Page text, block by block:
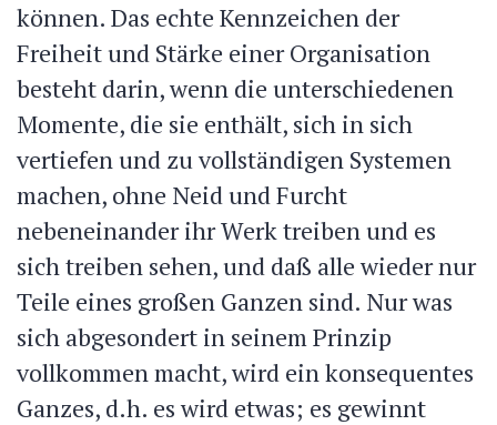
können. Das echte Kennzeichen der
Freiheit und Stärke einer Organisation
besteht darin, wenn die unterschiedenen
Momente, die sie enthält, sich in sich
vertiefen und zu vollständigen Systemen
machen, ohne Neid und Furcht
nebeneinander ihr Werk treiben und es
sich treiben sehen, und daß alle wieder nur
Teile eines großen Ganzen sind. Nur was
sich abgesondert in seinem Prinzip
vollkommen macht, wird ein konsequentes
Ganzes, d.h. es wird etwas; es gewinnt